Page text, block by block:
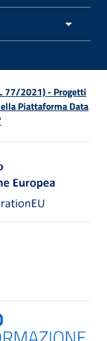
77/2021) - Progetti
Piattaforma Data